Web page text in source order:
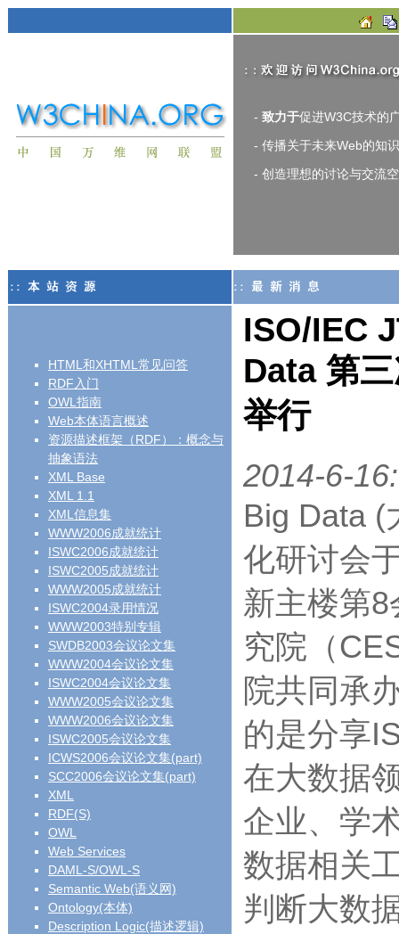
-致力于促进W3C技术的
- 传播关于未来Web的知
- 创造理想的讨论与交流
HTML和XHTML常见问答
RDF入门
OWL指南
Web本体语言概述
资源描述框架（RDF）：概念与
抽象语法
XML Base
XML 1.1
XML信息集
WWW2006成就统计
ISWC2006成就统计
ISWC2005成就统计
WWW2005成就统计
ISWC2004录用情况
WWW2003特别专辑
SWDB2003会议论文集
WWW2004会议论文集
ISWC2004会议论文集
WWW2005会议论文集
WWW2006会议论文集
ISWC2005会议论文集
ICWS2006会议论文集(part)
SCC2006会议论文集(part)
XML
RDF(S)
OWL
Web Services
DAML-S/OWL-S
Semantic Web(语义网)
Ontology(本体)
Description Logic(描述逻辑)
ISO/IEC
Data 第
举行
2014-6-16:
Big Data (
化研讨会
新主楼第
究院（
院共同承
的是分享
在大数据
企业、学
数据相关
判断大数